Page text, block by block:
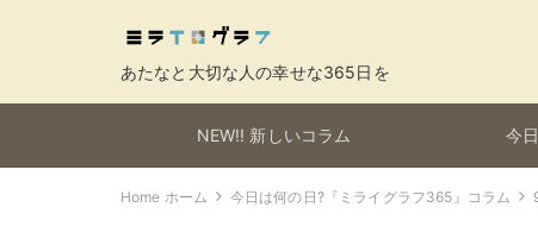
あたなと大切な人の幸せな365日を
NEW!! 新しいコラム 今
Home ホーム 今日は何の日?『ミライグラフ365』コラム